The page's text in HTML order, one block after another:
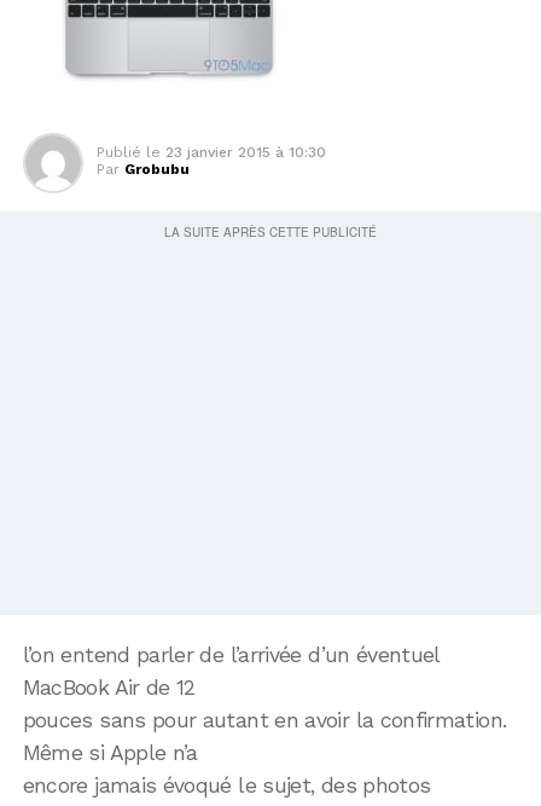
Publié le 23 janvier 2015 à 10:30
Par Grobubu
l’on entend parler de l’arrivée d’un éventuel
MacBook Air de 12
pouces sans pour autant en avoir la confirmation.
Même si Apple n’a
encore jamais évoqué le sujet, des photos